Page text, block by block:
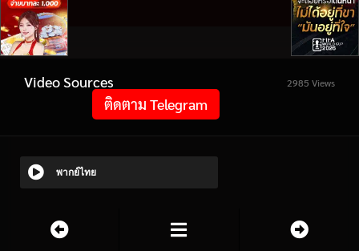
Video Sources 2985 Views
ติดตาม Telegram
พากย์ไทย